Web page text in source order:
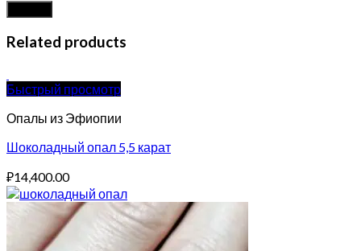
Related products
Быстрый просмотр
Опалы из Эфиопии
Шоколадный опал 5,5 карат
₽14,400.00